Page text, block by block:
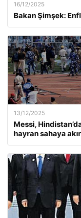
16/12/2025
Bakan Şimşek:
13/12/2025
Messi,
hayran sahaya